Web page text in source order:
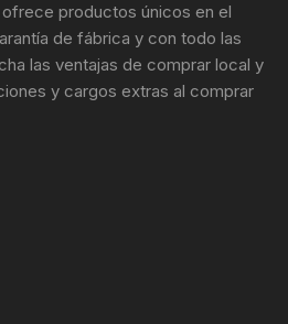
productos únicos en el
de fábrica y con todo las
las ventajas de comprar local y
y cargos extras al comprar